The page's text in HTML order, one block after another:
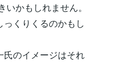
かもしれません。
くりくるのかもし
のイメージはそれ